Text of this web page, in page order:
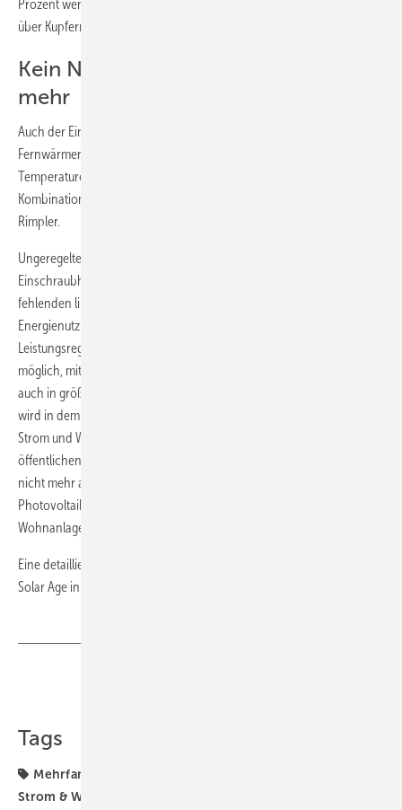
Prozent weniger Kupfer als die Anbindung einer Solarthermieanlage
über Kupferrohre.
Kein Neubau ohne Photovoltaik
mehr
Auch der Einsatz von Wärmepumpen zur Unterstützung von
Fernwärmenetzen sei nicht immer möglich, da sie die hohen
Temperaturen in den Netzen nicht erreichen können und in
Kombination mit Solarstrom nicht stufenlos skalierbar sei, betont
Rimpler.
Ungeregelte Heizstäbe wiederum scheitern im Vergleich zu den
Einschraubheizkörpern und dem Leistungssteller AC Thor an der
fehlenden linearen Leistungssteuerung, die für eine optimale
Energienutzung im Fernwärmenetz notwendig ist. „Dank der exakten
Leistungsregelung mehrerer kleinerer Wärmeerzeuger ist es aber
möglich, mit den Überschüssen dezentraler Photovoltaiksysteme
auch in größeren Systemen Wärme zu erzeugen“, sagt Rimpler. „So
wird in dem Wiener Neubau 100 Prozent der Solarenergie vor Ort als
Strom und Wärme genutzt.“ Das komme letztlich auch dem
öffentlichen Netz zugute, das die Überschüsse aus der Solaranlage
nicht mehr aufnehmen müsse. Rimpler fordert daher, dass die
Photovoltaik ein integrierter Bestandteil beim Neubau von
Wohnanlagen werden muss.
Eine detaillierte Beschreibung des Projekts finden Club Member von
Solar Age in der
Tags
Mehrfamilienhaus
Strom & Wärme